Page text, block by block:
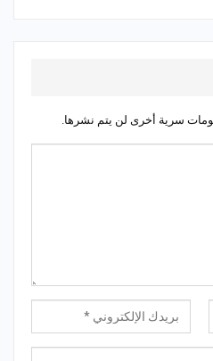
سرية أخرى لن يتم نشرها.